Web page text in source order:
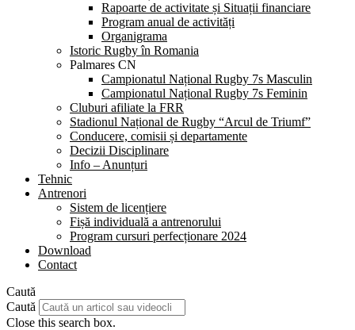
Rapoarte de activitate și Situații financiare
Program anual de activități
Organigrama
Istoric Rugby în Romania
Palmares CN
Campionatul Național Rugby 7s Masculin
Campionatul Național Rugby 7s Feminin
Cluburi afiliate la FRR
Stadionul Național de Rugby “Arcul de Triumf”
Conducere, comisii și departamente
Decizii Disciplinare
Info – Anunțuri
Tehnic
Antrenori
Sistem de licențiere
Fișă individuală a antrenorului
Program cursuri perfecționare 2024
Download
Contact
Caută
Caută
Close this search box.